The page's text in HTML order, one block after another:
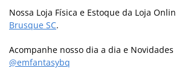
Nossa Loja Física e Estoque da Loja
Brusque SC.
Acompanhe nosso dia a dia e
@emfantasybq